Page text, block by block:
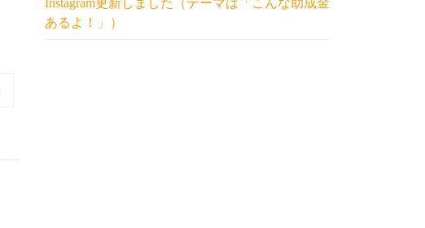
Instagram更新しました（テーマは「こんな助成金
あるよ！」）